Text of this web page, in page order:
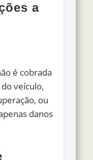
a
é cobrada
veículo,
ou
danos